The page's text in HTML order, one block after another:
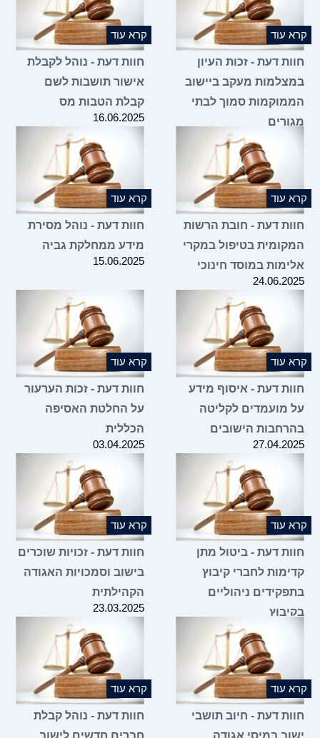
קרא עוד
חוות דעת - זכות העיון
במצלמות מעקב ביישוב
הממוקמות סמוך לבתי
מגורים
קרא עוד
חוות דעת - נוהל לקבלת
אישור תושבות לשם
קבלת הטבות מס
16.06.2025
קרא עוד
חוות דעת - חובת הרשות
המקומית בטיפול במקרי
אלימות במוסד חינוכי
24.06.2025
קרא עוד
חוות דעת - נוהל מסירת
מידע ממחלקת גביה
15.06.2025
קרא עוד
חוות דעת - איסוף מידע
על מועמדים לקליטה
בהרחבות הישובים
27.04.2025
קרא עוד
חוות דעת - זכות הערעור
על החלטת האסיפה
הכללית
03.04.2025
קרא עוד
חוות דעת - ביטול מתן
קדימות לחברי קיבוץ
בתפקידים ניהוליים
בקיבוץ
קרא עוד
חוות דעת - זכויות שוכרים
בישוב וסמכויות האגודה
הקהילתית
23.03.2025
קרא עוד
חוות דעת - חיוב תושבי
ישוב במיסי אגודה
קרא עוד
חוות דעת - נוהל קבלת
חברים חדשים לישוב